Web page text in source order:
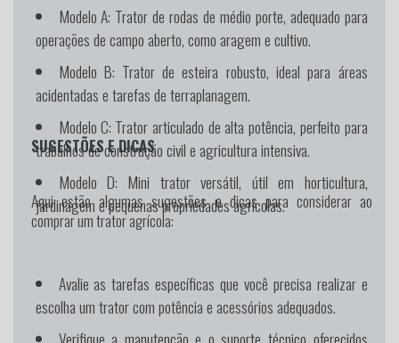
Modelo A: Trator de rodas de médio porte, adequado para
operações de campo aberto, como aragem e cultivo.
Modelo B: Trator de esteira robusto, ideal para áreas
acidentadas e tarefas de terraplanagem.
Modelo C: Trator articulado de alta potência, perfeito para
trabalhos de construção civil e agricultura intensiva.
Modelo D: Mini trator versátil, útil em horticultura,
jardinagem e pequenas propriedades agrícolas.
SUGESTÕES E DICAS
Aqui estão algumas sugestões e dicas para considerar ao
comprar um trator agrícola:
Avalie as tarefas específicas que você precisa realizar e
escolha um trator com potência e acessórios adequados.